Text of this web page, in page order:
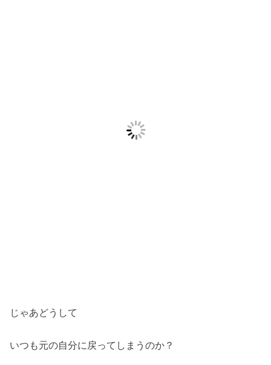
じゃあどうして
いつも元の自分に戻ってしまうのか？